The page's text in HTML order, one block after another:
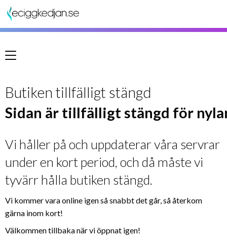
Meny
Butiken tillfälligt stängd
Sidan är tillfälligt stängd för
Vi håller på och uppdaterar våra servrar
under en kort period, och då måste vi
tyvärr hålla butiken stängd.
Vi kommer vara online igen så snabbt det går, så återkom
gärna inom kort!
Välkommen tillbaka när vi öppnat igen!